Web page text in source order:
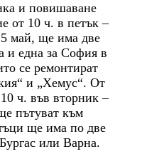
и повишаване
от 10 ч. в петък –
май, ще има две
и една за София в
се ремонтират
и „Хемус“. От
ч. във вторник –
пътуват към
ще има по две
или Варна.